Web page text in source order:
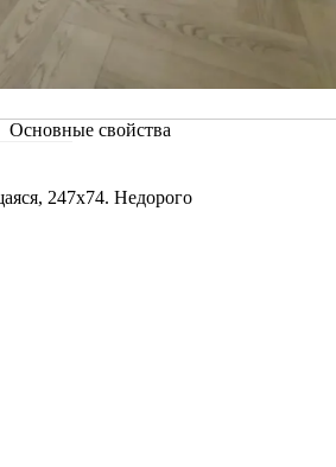
Основные свойства
247х74. Недорого